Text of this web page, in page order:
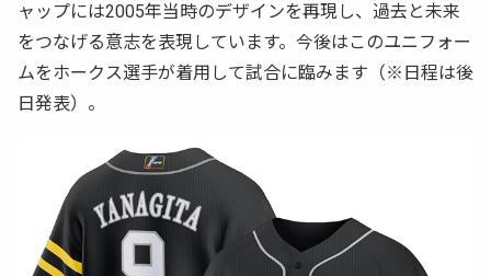
ャップには2005年当時のデザインを再現し、過去と未来
をつなげる意志を表現しています。今後はこのユニフォー
ムをホークス選手が着用して試合に臨みます（※日程は後
日発表）。